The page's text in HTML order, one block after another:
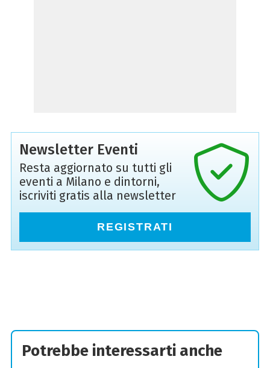
Newsletter Eventi
Resta aggiornato su tutti gli
eventi a Milano e dintorni,
iscriviti gratis alla newsletter
REGISTRATI
Potrebbe interessarti anche